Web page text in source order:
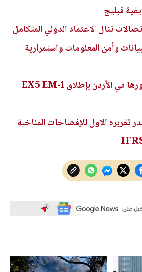
فيليج
تنال الاعتماد الدولي المتكامل
وأمن المعلومات واستمرارية
جيلي تعزز حضورها في الأردن بإطلاق EX5 EM-i
تقريره الاول للإفصاحات المناخية